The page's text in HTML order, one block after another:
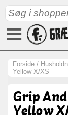
Forside /
Yellow X/XS
Grip
Yellow